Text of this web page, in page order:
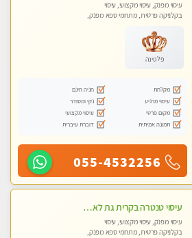
עיסוי מפנק, עיסוי מקצועי, עיסוי
בקלניקה פרטית, מתחמי ספא מפנק,
טנטרה
פלטינה
מקלחת
חניה חינם
עיסוי מרגיע
נקי ומסודר
מקום פרטי
עיסוי מקצועי
תמונה אמיתית
דוברת עיברית
055-4532256
עיסוי טנטרה בקרית גת לא מה שחשבת הרבה יותר ממה שדמיינת פרטי!!! Highly recommended
עיסוי מפנק, עיסוי מקצועי, עיסוי
בקלניקה פרטית, מתחמי ספא מפנק,